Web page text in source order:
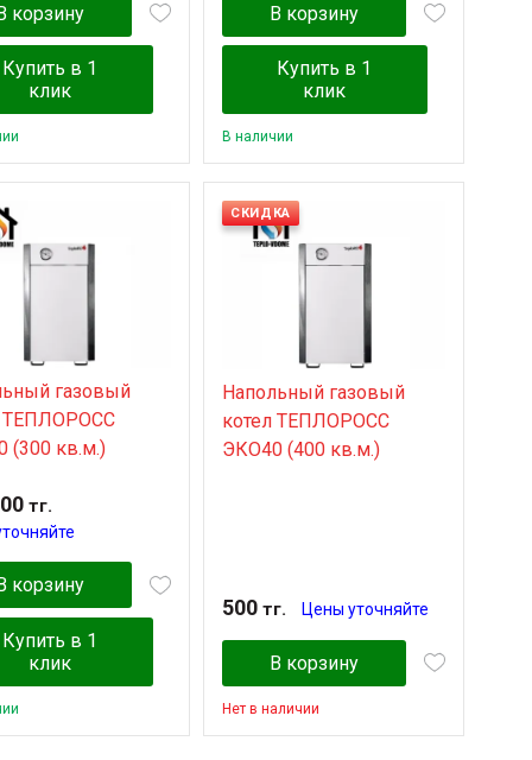
корзину
Купить в 1
клик
В корзину
Купить в 1
клик
В наличии
газовый
TЕПЛОРОСС
(300 кв.м.)
тг.
В корзину
Купить в 1
клик
СКИДКА
Напольный газовый
котел TЕПЛОРОСС
ЭКО40 (400 кв.м.)
500тг. Цены уточняйте
В корзину
Нет в наличии